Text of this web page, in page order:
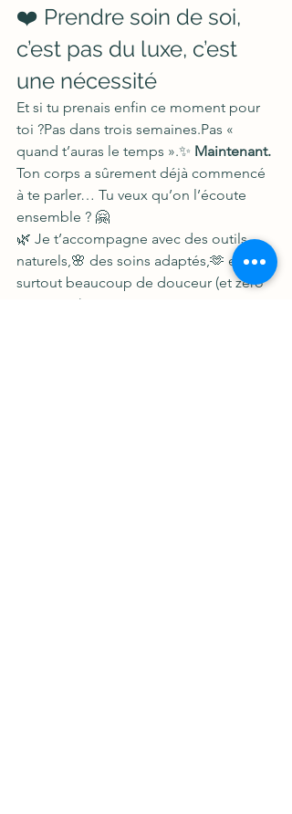
❤️ Prendre soin de soi,
c’est pas du luxe, c’est
une nécessité
Et si tu prenais enfin ce moment pour
toi ?Pas dans trois semaines.Pas «
quand t’auras le temps ».✨ Maintenant.
Ton corps a sûrement déjà commencé
à te parler… Tu veux qu’on l’écoute
ensemble ? 🤗
🌿 Je t’accompagne avec des outils
naturels,🌸 des soins adaptés,🫶 et
surtout beaucoup de douceur (et zéro
jugement).